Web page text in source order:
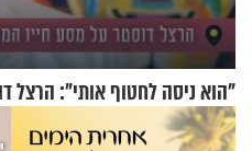
"הוא ניסה לחטוף אותי": הרצל